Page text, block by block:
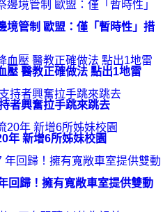
境管制 歐盟：僅「暫時性」措
壓 醫教正確做法 點出1地雷
者興奮拉手跳來跳去
年 新增6所姊妹校園
回歸！擁有寬敞車室提供雙動